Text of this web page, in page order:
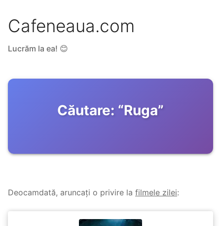
Cafeneaua.com
Lucrăm la ea! 😊
Căutare: “Ruga”
Deocamdată, aruncați o privire la filmele zilei: